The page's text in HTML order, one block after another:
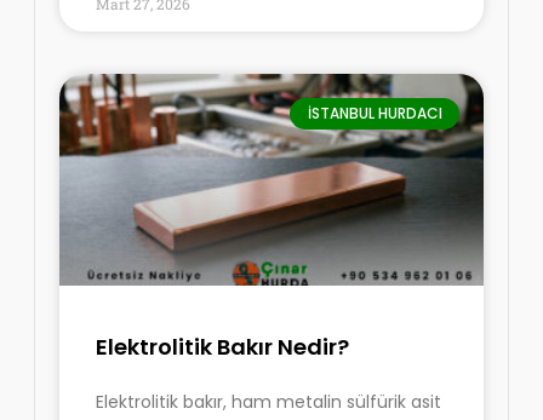
İSTANBUL HURDACI
Elektrolitik Bakır Nedir?
Elektrolitik bakır, ham metalin sülfürik asit